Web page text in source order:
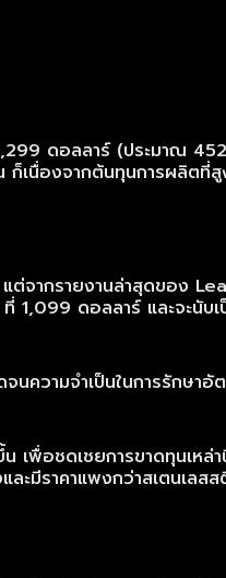
ดอลลาร์ (ประมาณ
เนื่องจากต้นทุนการผลิตที่สู
ต่จากรายงานล่าสุดของ
ดอลลาร์ และจะนับเ
ความจำเป็นในการรักษา
เพื่อชดเชยการขาดทุนเหล่
ะมีราคาแพงกว่าสเตนเลส